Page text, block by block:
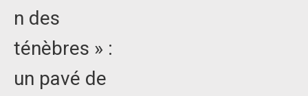
n des
ténèbres » :
un pavé de